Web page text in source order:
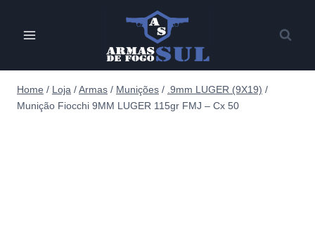
Home / Loja /Armas / Munições / .9mm LUGER (9X19) /
Munição Fiocchi 9MM LUGER 115gr FMJ – Cx 50